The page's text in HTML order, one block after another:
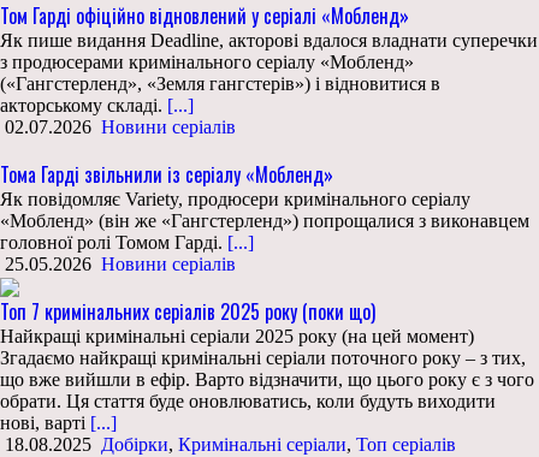
Том Гарді офіційно відновлений у серіалі «Мобленд»
Як пише видання Deadline, акторові вдалося владнати суперечки
з продюсерами кримінального серіалу «Мобленд»
(«Гангстерленд», «Земля гангстерів») і відновитися в
акторському складі. [...]
02.07.2026 Новини серіалів
Тома Гарді звільнили із серіалу «Мобленд»
Як повідомляє Variety, продюсери кримінального серіалу
«Мобленд» (він же «Гангстерленд») попрощалися з виконавцем
головної ролі Томом Гарді. [...]
25.05.2026 Новини серіалів
Топ 7 кримінальних серіалів 2025 року (поки що)
Найкращі кримінальні серіали 2025 року (на цей момент)
Згадаємо найкращі кримінальні серіали поточного року – з тих,
що вже вийшли в ефір. Варто відзначити, що цього року є з чого
обрати. Ця стаття буде оновлюватись, коли будуть виходити
нові, варті [...]
18.08.2025 Добірки, Кримінальні серіали, Топ серіалів